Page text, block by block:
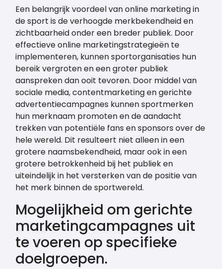
Een belangrijk voordeel van online marketing in
de sport is de verhoogde merkbekendheid en
zichtbaarheid onder een breder publiek. Door
effectieve online marketingstrategieën te
implementeren, kunnen sportorganisaties hun
bereik vergroten en een groter publiek
aanspreken dan ooit tevoren. Door middel van
sociale media, contentmarketing en gerichte
advertentiecampagnes kunnen sportmerken
hun merknaam promoten en de aandacht
trekken van potentiële fans en sponsors over de
hele wereld. Dit resulteert niet alleen in een
grotere naamsbekendheid, maar ook in een
grotere betrokkenheid bij het publiek en
uiteindelijk in het versterken van de positie van
het merk binnen de sportwereld.
Mogelijkheid om gerichte
marketingcampagnes uit
te voeren op specifieke
doelgroepen.